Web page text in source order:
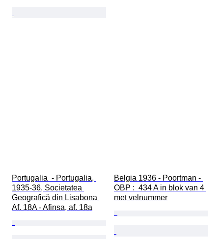
Portugalia  - Portugalia,
1935-36, Societatea
Geografică din Lisabona
Af. 18A - Afinsa, af. 18a
Belgia 1936 - Poortman -
OBP :  434 A in blok van 4
met velnummer